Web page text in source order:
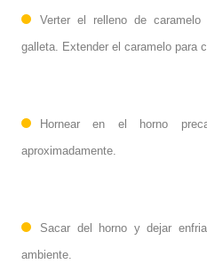
Verter el relleno de
galleta. Extender el caramelo para
Hornear en el horno
aproximadamente.
Sacar del horno y dejar
ambiente.